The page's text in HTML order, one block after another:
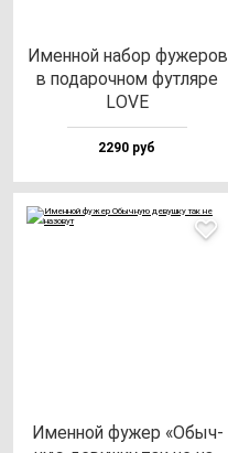
Имен­ной на­бор фу­же­ров
в по­да­роч­ном фут­ля­ре
LOVE
2290 руб
Имен­ной фу­жер «Обыч­